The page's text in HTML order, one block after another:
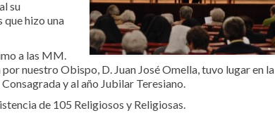
su
hizo una
a las MM.
nuestro Obispo, D. Juan José Omella, tuvo lugar en la
y al año Jubilar Teresiano.
de 105 Religiosos y Religiosas.